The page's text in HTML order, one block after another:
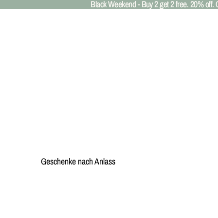
Black Weekend - Buy 2 get 2 free. 20%
Black Weekend - Buy 2 get 2 free. 20%
Geschenke nach Anlass